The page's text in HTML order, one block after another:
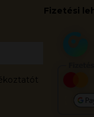
Fizetési